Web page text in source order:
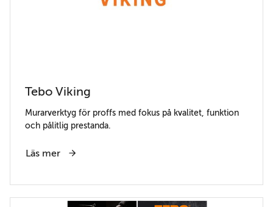
Tebo Viking
Murarverktyg för proffs med fokus på kvalitet, funktion
och pålitlig prestanda.
Läs mer